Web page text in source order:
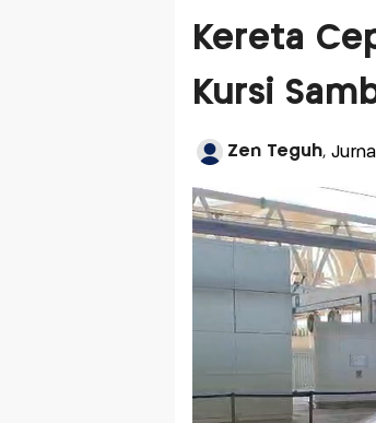
Kereta
Kursi
Zen Teguh,